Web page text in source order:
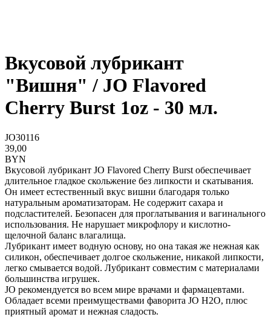
Вкусовой лубрикант
"Вишня" / JO Flavored
Cherry Burst 1oz - 30 мл.
JO30116
39,00
BYN
Вкусовой лубрикант JO Flavored Cherry Burst обеспечивает
длительное гладкое скольжение без липкости и скатывания.
Он имеет естественный вкус вишни благодаря только
натуральным ароматизаторам. Не содержит сахара и
подсластителей. Безопасен для проглатывания и вагинального
использования. Не нарушает микрофлору и кислотно-
щелочной баланс влагалища.
Лубрикант имеет водную основу, но она такая же нежная как
силикон, обеспечивает долгое скольжение, никакой липкости,
легко смывается водой. Лубрикант совместим с материалами
большинства игрушек.
JO рекомендуется во всем мире врачами и фармацевтами.
Обладает всеми преимуществами фаворита JO H2O, плюс
приятный аромат и нежная сладость.